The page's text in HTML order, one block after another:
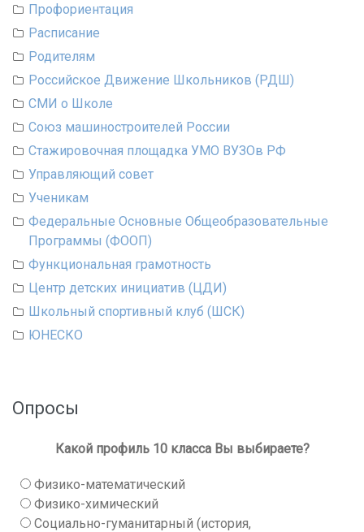
Профориентация
Расписание
Родителям
Российское Движение Школьников (РДШ)
СМИ о Школе
Союз машиностроителей России
Стажировочная площадка УМО ВУЗОв РФ
Управляющий совет
Ученикам
Федеральные Основные Общеобразовательные
Программы (ФООП)
Функциональная грамотность
Центр детских инициатив (ЦДИ)
Школьный спортивный клуб (ШСК)
ЮНЕСКО
Опросы
Какой профиль 10 класса Вы выбираете?
Физико-математический
Физико-химический
Социально-гуманитарный (история,